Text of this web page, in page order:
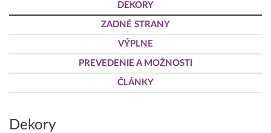
DEKORY
ZADNÉ STRANY
VÝPLNE
PREVEDENIE A MOŽNOSTI
ČLÁNKY
Dekory